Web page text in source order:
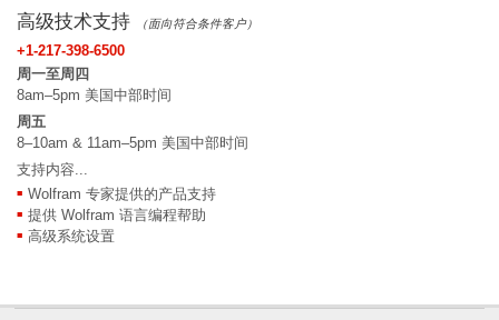
高级技术支持 （面向符合条件客户）
+1-217-398-6500
周一至周四
8am–5pm 美国中部时间
周五
8–10am & 11am–5pm 美国中部时间
支持内容...
Wolfram 专家提供的产品支持
提供 Wolfram 语言编程帮助
高级系统设置